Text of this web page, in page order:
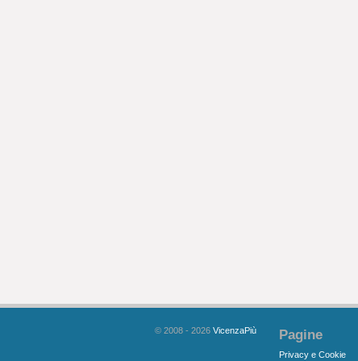
© 2008 - 2026 VicenzaPiù Pagine
Privacy e Cookie